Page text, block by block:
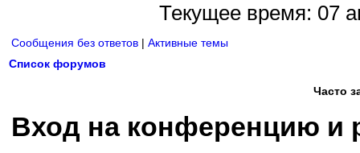
Текущее время: 07
Сообщения без ответов | Активные темы
Список форумов
Часто
Вход на конференцию и